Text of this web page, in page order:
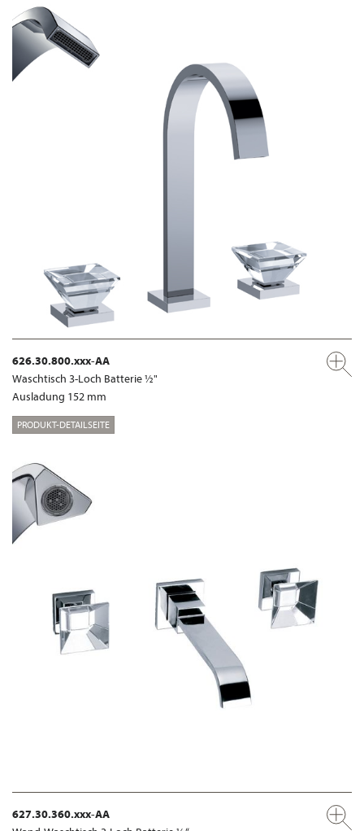
626.30.800.xxx-AA
Waschtisch 3-Loch Batterie ½"
Ausladung 152 mm
PRODUKT-DETAILSEITE
627.30.360.xxx-AA